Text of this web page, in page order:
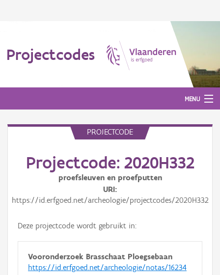
Projectcodes
MENU
PROJECTCODE
Projectcode: 2020H332
proefsleuven en proefputten
URI
https://id.erfgoed.net/archeologie/projectcodes/2020H332
Deze projectcode wordt gebruikt in:
Vooronderzoek Brasschaat Ploegsebaan
https://id.erfgoed.net/archeologie/notas/16234